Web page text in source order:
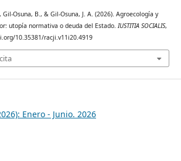
Osuna, B., & Gil-Osuna, J. A. (2026). Agroecología y
utopía normativa o deuda del Estado. IUSTITIA SOCIALIS,
10.35381/racji.v11i20.4919
Enero - Junio. 2026